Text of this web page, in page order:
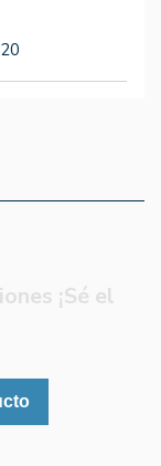
¡Sé el